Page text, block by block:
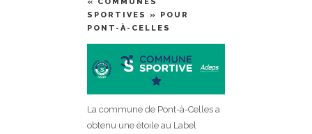
« COMMUNES
SPORTIVES » POUR
PONT-À-CELLES
La commune de Pont-à-Celles a
obtenu une étoile au Label